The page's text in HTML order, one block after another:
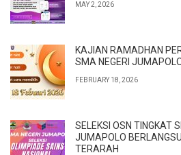
MAY 2, 2026
KAJIAN RAMADHAN
SMA NEGERI
FEBRUARY 18, 2026
SELEKSI OSN TINGKAT
JUMAPOLO
TERARAH